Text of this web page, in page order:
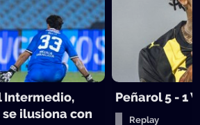
Intermedio,
ilusiona con
Peñarol 5 - 1
Replay